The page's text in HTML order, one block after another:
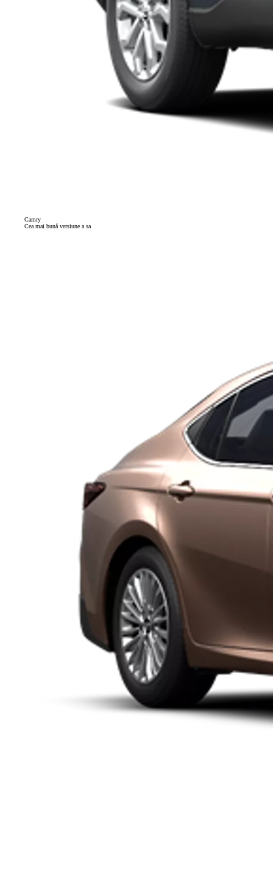
Camry
Cea mai bună versiune a sa